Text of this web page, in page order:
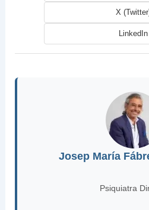
X
LinkedIn
Josep María
Psiquiatra